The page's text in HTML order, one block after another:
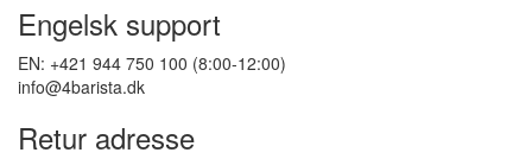
Engelsk support
EN: +421 944 750 100 (8:00-12:00)
info@4barista.dk
Retur adresse